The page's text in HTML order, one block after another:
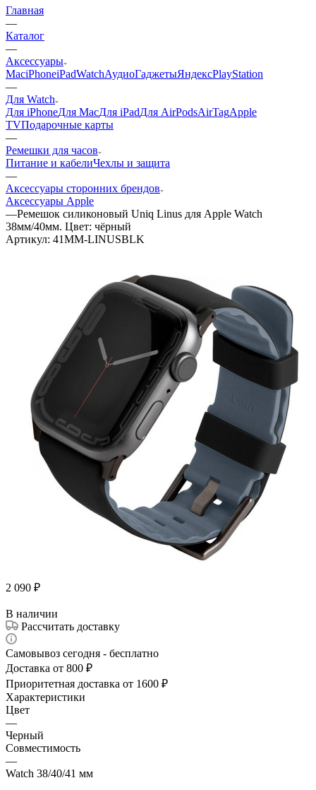
Главная
—
Каталог
—
Аксессуары
MaciPhoneiPadWatchАудиоГаджетыЯндексPlayStation
—
Для Watch
Для iPhoneДля MacДля iPadДля AirPodsAirTagApple
TVПодарочные карты
—
Ремешки для часов
Питание и кабелиЧехлы и защита
—
Аксессуары сторонних брендов
Аксессуары Apple
—Ремешок силиконовый Uniq Linus для Apple Watch
38мм/40мм. Цвет: чёрный
Артикул: 41MM-LINUSBLK
2 090 ₽
В наличии
Рассчитать доставку
Самовывоз сегодня - бесплатно
Доставка от 800 ₽
Приоритетная доставка от 1600 ₽
Характеристики
Цвет
—
Черный
Совместимость
—
Watch 38/40/41 мм